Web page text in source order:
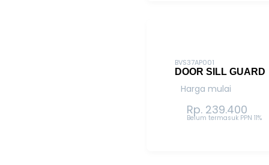
BVS37AP001
DOOR SILL GUARD
Harga mulai
Rp. 239.400
Belum termasuk PPN 11%